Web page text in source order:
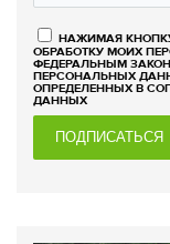
НАЖИМАЯ
ОБРАБОТКУ МОИХ
ФЕДЕРАЛЬНЫМ
ПЕРСОНАЛЬНЫХ
ОПРЕДЕЛЕННЫХ В
ДАННЫХ
ПОДПИСАТЬСЯ